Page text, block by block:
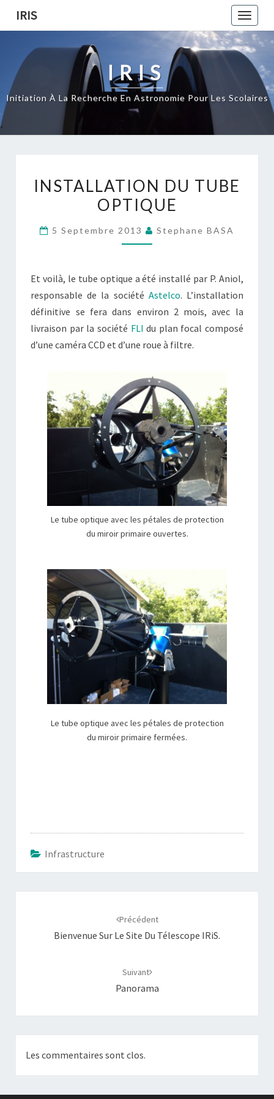
Toggle
IRIS
IRIS
Initiation À La Recherche En Astronomie Pour Les Scolaires
DU
TUBE
INSTALLATION DU TUBE
OPTIQUE
5 Septembre 2013 Stephane BASA
Et voilà, le tube optique a été installé par P. Aniol,
responsable de la société Astelco. L’installation
définitive se fera dans environ 2 mois, avec la
livraison par la société FLI du plan focal composé
d’une caméra CCD et d’une roue à filtre.
Le tube optique avec les pétales de protection
du miroir primaire ouvertes.
Le tube optique avec les pétales de protection
du miroir primaire fermées.
Infrastructure
Précédent
Bienvenue Sur Le Site Du Télescope IRiS.
Suivant
Panorama
Les commentaires sont clos.